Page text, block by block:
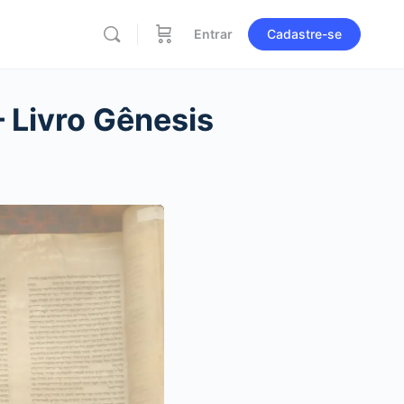
Entrar Cadastre-se
Livro Gênesis